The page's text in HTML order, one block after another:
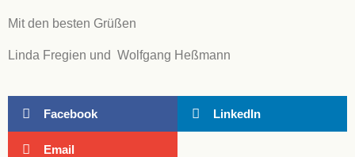
Mit den besten Grüßen
Linda Fregien und Wolfgang Heßmann
Facebook LinkedIn
Email